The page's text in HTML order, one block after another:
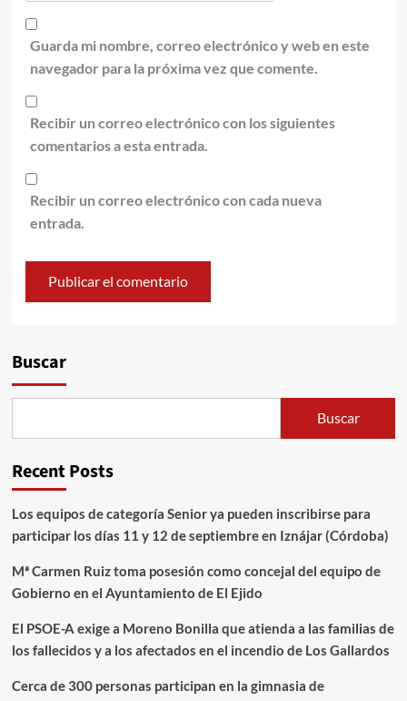
Guarda mi nombre, correo electrónico y web en este
navegador para la próxima vez que comente.
Recibir un correo electrónico con los siguientes
comentarios a esta entrada.
Recibir un correo electrónico con cada nueva
entrada.
Buscar
Buscar
Recent Posts
Los equipos de categoría Senior ya pueden inscribirse para
participar los días 11 y 12 de septiembre en Iznájar (Córdoba)
Mª Carmen Ruiz toma posesión como concejal del equipo de
Gobierno en el Ayuntamiento de El Ejido
El PSOE-A exige a Moreno Bonilla que atienda a las familias de
los fallecidos y a los afectados en el incendio de Los Gallardos
Cerca de 300 personas participan en la gimnasia de